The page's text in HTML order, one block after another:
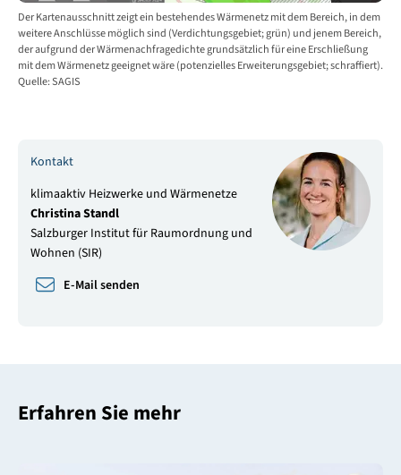
Der Kartenausschnitt zeigt ein bestehendes Wärmenetz mit dem Bereich, in dem
weitere Anschlüsse möglich sind (Verdichtungsgebiet; grün) und jenem Bereich,
der aufgrund der Wärmenachfragedichte grundsätzlich für eine Erschließung
mit dem Wärmenetz geeignet wäre (potenzielles Erweiterungsgebiet; schraffiert).
Quelle: SAGIS
Kontakt
klimaaktiv Heizwerke und Wärmenetze
Christina Standl
Salzburger Institut für Raumordnung und
Wohnen (SIR)
E-Mail senden
Erfahren Sie mehr